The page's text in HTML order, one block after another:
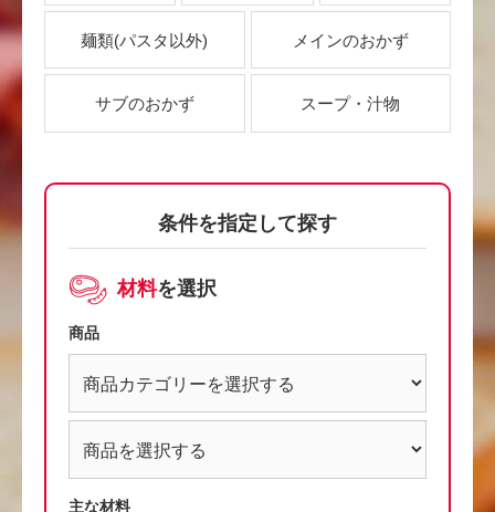
麺類(パスタ以外) メインのおかず
サブのおかず スープ・汁物
条件を指定して探す
材料を選択
商品
主な材料